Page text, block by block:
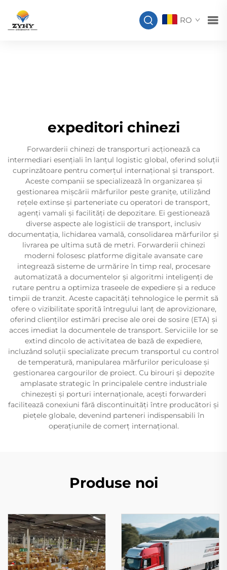
RO
expeditori chinezi
Forwarderii chinezi de transporturi acționează ca
intermediari esențiali în lanțul logistic global, oferind soluții
cuprinzătoare pentru comerțul internațional și transport.
Aceste companii se specializează în organizarea și
gestionarea mișcării mărfurilor peste granițe, utilizând
rețele extinse și parteneriate cu operatori de transport,
agenți vamali și facilități de depozitare. Ei gestionează
diverse aspecte ale logisticii de transport, inclusiv
documentația, lichidarea vamală, consolidarea mărfurilor și
livrarea pe ultima sută de metri. Forwarderii chinezi
moderni folosesc platforme digitale avansate care
integrează sisteme de urmărire în timp real, procesare
automatizată a documentelor și algoritmi inteligenți de
rutare pentru a optimiza traseele de expediere și a reduce
timpii de tranzit. Aceste capacități tehnologice le permit să
ofere o vizibilitate sporită întregului lanț de aprovizionare,
oferind clienților estimări precise ale orei de sosire (ETA) și
acces imediat la documentele de transport. Serviciile lor se
extind dincolo de activitatea de bază de expediere,
incluzând soluții specializate precum transportul cu control
de temperatură, manipularea mărfurilor periculoase și
gestionarea cargourilor de proiect. Cu birouri și depozite
amplasate strategic în principalele centre industriale
chinezești și porturi internaționale, acești forwarderi
facilitează conexiuni fără discontinuități între producători și
piețele globale, devenind parteneri indispensabili în
operațiunile de comerț internațional.
Produse noi